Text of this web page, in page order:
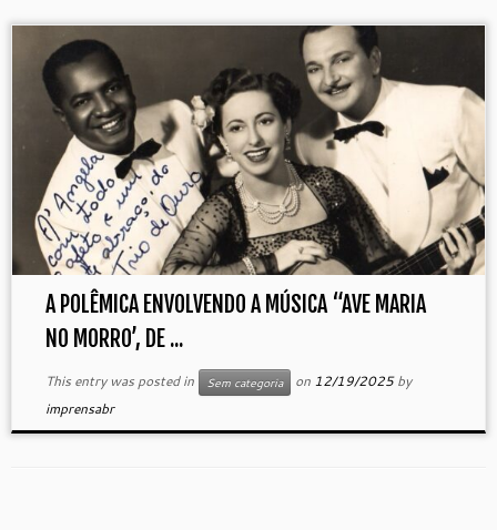
A POLÊMICA ENVOLVENDO A MÚSICA “AVE MARIA
NO MORRO’, DE ...
This entry was posted in Sem categoria on 12/19/2025 by
imprensabr